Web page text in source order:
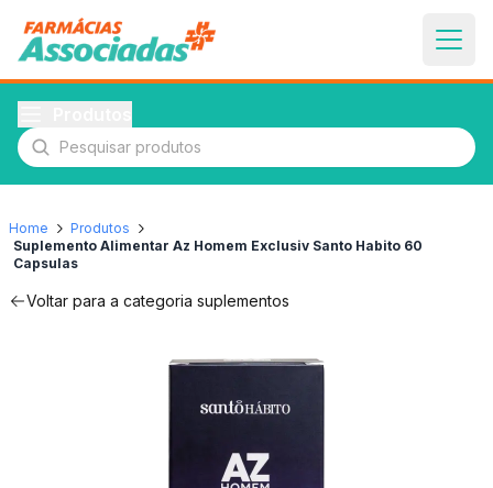
Pesquisar produtos
Home
Produtos
Suplemento Alimentar Az Homem Exclusiv Santo Habito 60
Capsulas
Voltar para a categoria suplementos